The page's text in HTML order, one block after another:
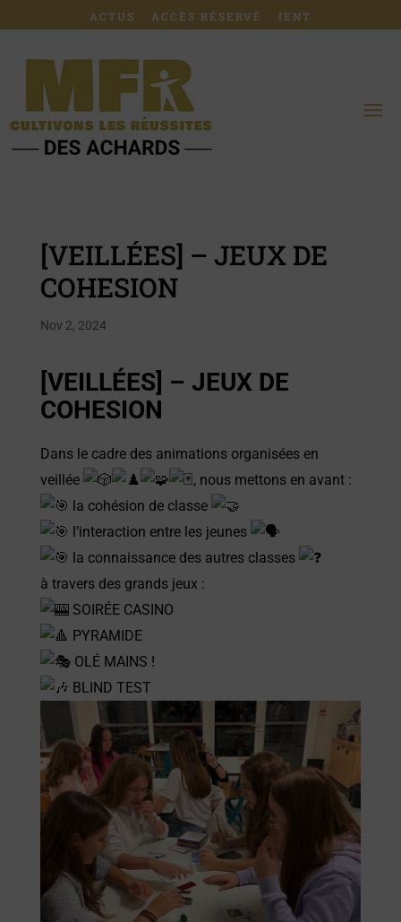
ACTUS ACCÈS RÉSERVÉ IENT
[VEILLÉES] – JEUX DE
COHESION
Nov 2, 2024
[VEILLÉES] – JEUX DE
COHESION
Dans le cadre des animations organisées en
veillée
, nous mettons en avant :
la cohésion de classe
l’interaction entre les jeunes
la connaissance des autres classes
à travers des grands jeux :
SOIRÉE CASINO
PYRAMIDE
OLÉ MAINS !
BLIND TEST